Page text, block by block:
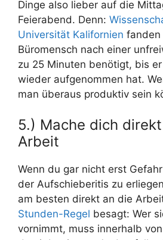
Dinge also lieber auf die
Feierabend. Denn:
Universität Kalifornien fanden
Büromensch nach einer
zu 25 Minuten benötigt, bis
wieder aufgenommen hat.
man überaus produktiv sein
5.) Mache dich
Arbeit
Wenn du gar nicht erst
der Aufschieberitis zu
am besten direkt an die
Stunden-Regel besagt: Wer
vornimmt, muss innerhalb